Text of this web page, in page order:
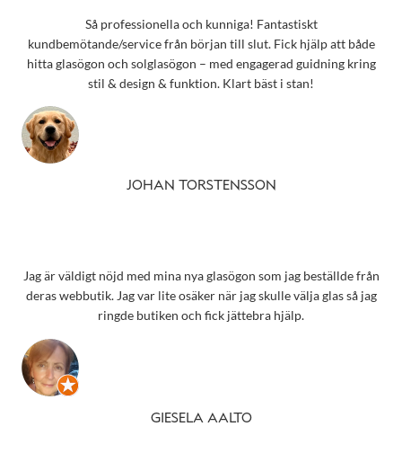
Så professionella och kunniga! Fantastiskt
kundbemötande/service från början till slut. Fick hjälp att både
hitta glasögon och solglasögon – med engagerad guidning kring
stil & design & funktion. Klart bäst i stan!
JOHAN TORSTENSSON
Jag är väldigt nöjd med mina nya glasögon som jag beställde från
deras webbutik. Jag var lite osäker när jag skulle välja glas så jag
ringde butiken och fick jättebra hjälp.
GIESELA AALTO